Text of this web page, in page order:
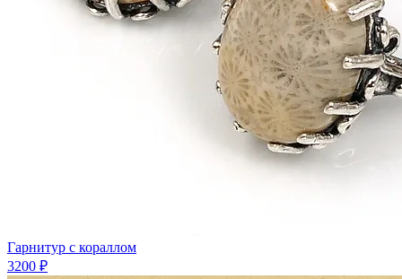
Гарнитур с кораллом
3200 ₽